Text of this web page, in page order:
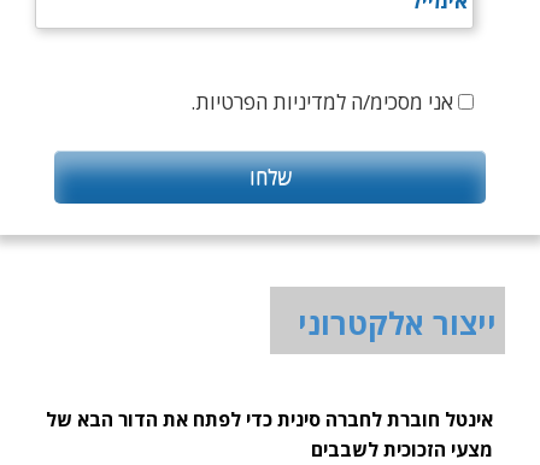
אני מסכימ/ה למדיניות הפרטיות.
ייצור אלקטרוני
אינטל חוברת לחברה סינית כדי לפתח את הדור הבא של
מצעי הזכוכית לשבבים